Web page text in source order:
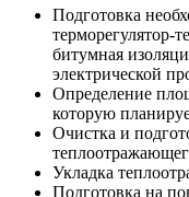
Подготовка
терморегулятор-
битумная
электрической
Определение
которую
Очистка и
Укладка
Подготовка на